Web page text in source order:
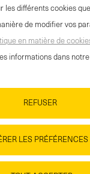
AUX
les différents cookies
de modifier vos
en matière de
informations dans notre
REFUSER
LES PRÉFÉRENCES